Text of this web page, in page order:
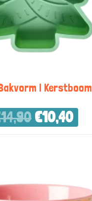
| Kerstboom
14,90 €10,40